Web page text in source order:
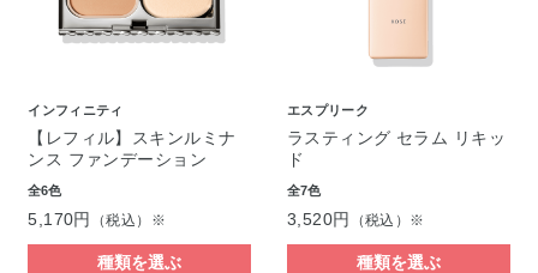
インフィニティ
【レフィル】スキンルミナ
ンス ファンデーション
全6色
5,170円 （税込）※
種類を選ぶ
エスプリーク
ラスティング セラム リキッ
ド
全7色
3,520円 （税込）※
種類を選ぶ